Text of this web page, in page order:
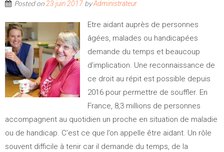
Posted on23 juin 2017 byAdministrateur
Etre aidant auprès de personnes
âgées, malades ou handicapées
demande du temps et beaucoup
d’implication. Une reconnaissance de
ce droit au répit est possible depuis
2016 pour permettre de souffler. En
France, 8,3 millions de personnes
accompagnent au quotidien un proche en situation de maladie
ou de handicap. C’est ce que l’on appelle être aidant. Un rôle
souvent difficile à tenir car il demande du temps, de la